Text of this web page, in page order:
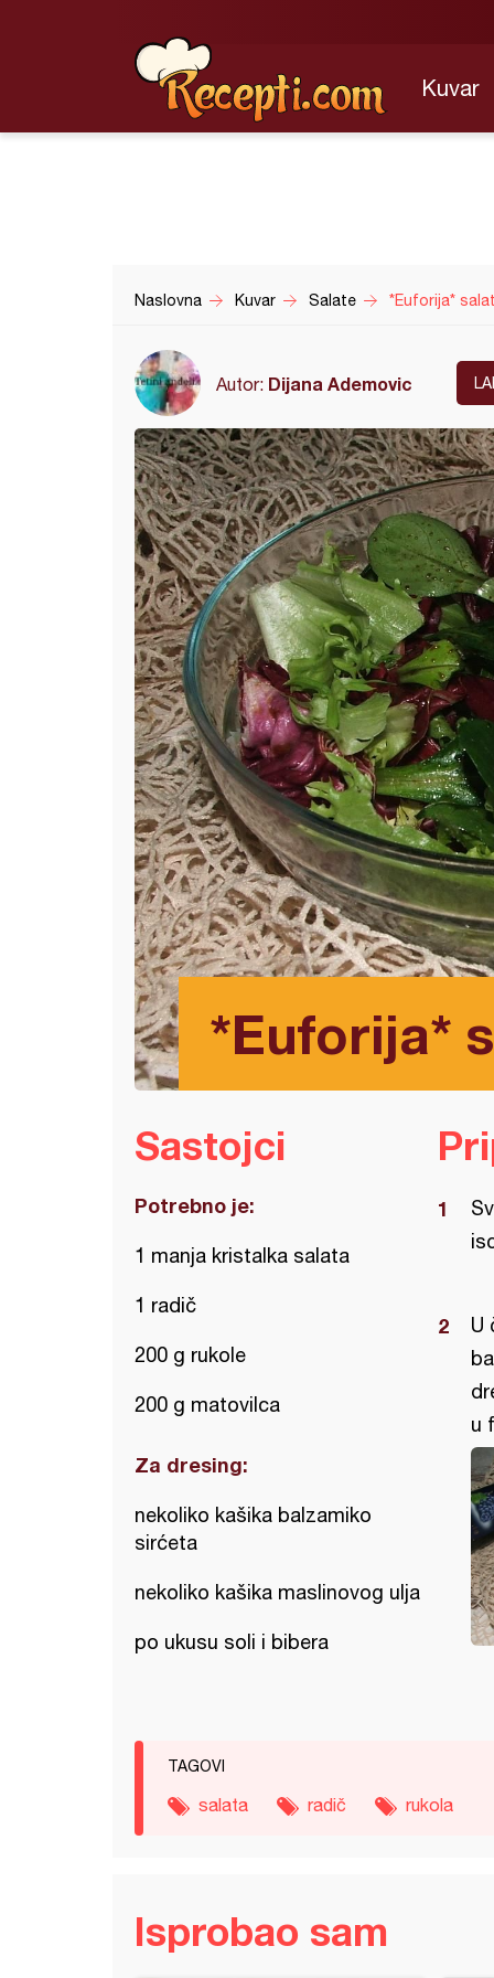
Kuvar
Naslovna Kuvar Salate *Euforija*
Autor: Dijana Ademovic
*Euforija*
Sastojci
Potrebno je:
1 manja kristalka salata
1 radič
200 g rukole
200 g matovilca
Za dresing:
nekoliko kašika balzamiko
sirćeta
nekoliko kašika maslinovog ulja
po ukusu soli i bibera
U
u
TAGOVI
salata radič rukola
Isprobao sam